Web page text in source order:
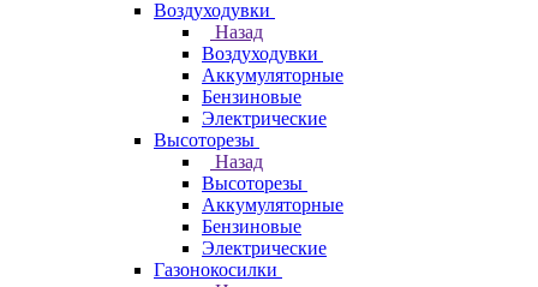
Воздуходувки
Назад
Воздуходувки
Аккумуляторные
Бензиновые
Электрические
Высоторезы
Назад
Высоторезы
Аккумуляторные
Бензиновые
Электрические
Газонокосилки